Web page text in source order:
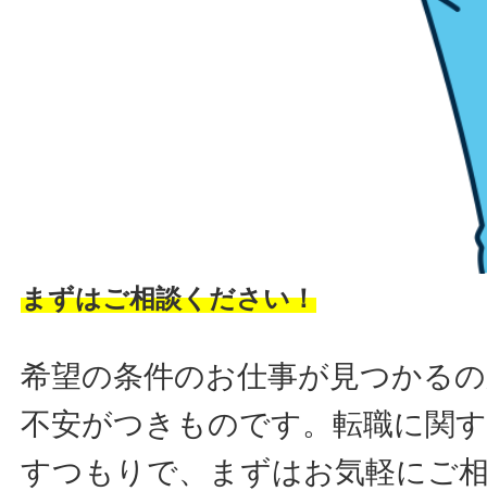
まずはご相談ください！
希望の条件のお仕事が見つかる
不安がつきものです。転職に関
すつもりで、まずはお気軽にご